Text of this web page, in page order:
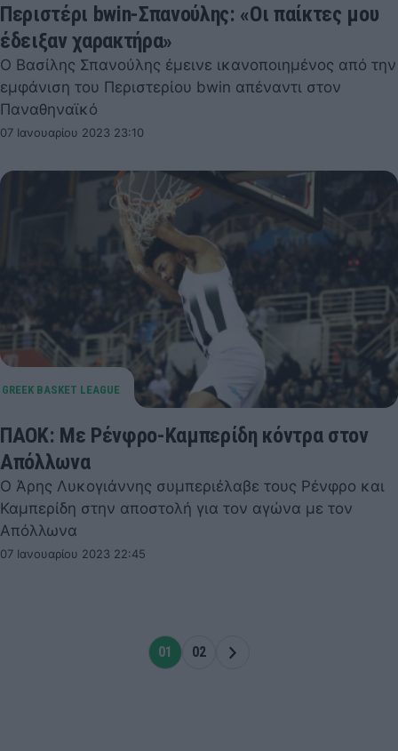
Περιστέρι bwin-Σπανούλης: «Οι παίκτες μου
έδειξαν χαρακτήρα»
Ο Βασίλης Σπανούλης έμεινε ικανοποιημένος από την
εμφάνιση του Περιστερίου bwin απέναντι στον
Παναθηναϊκό
07 Ιανουαρίου 2023 23:10
ΠΑΟΚ: Με Ρένφρο-Καμπερίδη κόντρα στον
Απόλλωνα
Ο Άρης Λυκογιάννης συμπεριέλαβε τους Ρένφρο και
Καμπερίδη στην αποστολή για τον αγώνα με τον
Απόλλωνα
07 Ιανουαρίου 2023 22:45
01 02